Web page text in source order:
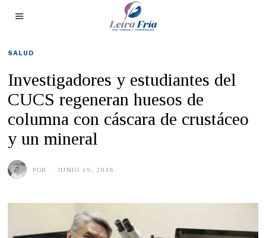
SALUD
Investigadores y estudiantes del
CUCS regeneran huesos de
columna con cáscara de crustáceo
y un mineral
POR JUNIO 19, 2018
O
1